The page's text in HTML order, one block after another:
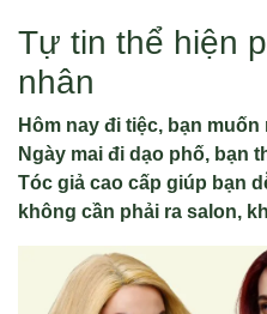
Tự tin thể hiện
nhân
Hôm nay đi tiệc, bạn
Ngày mai đi dạo phố, bạn
Tóc giả cao cấp giúp bạn
không cần phải ra salon,